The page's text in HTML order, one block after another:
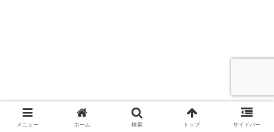
メニュー ホーム 検索 トップ サイドバー